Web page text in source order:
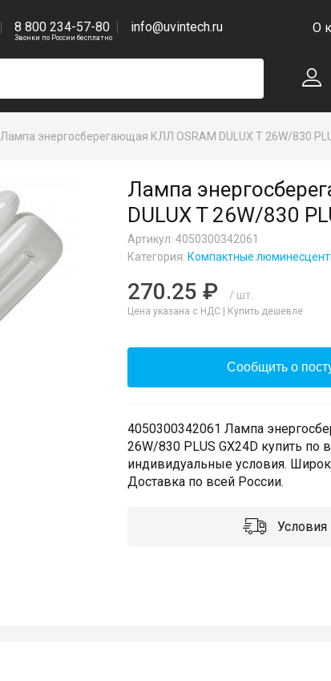
8 800 234-57-80
Звонки по России бесплатно
info@uvintech.ru О
Лампа энергосберегающая КЛЛ OSRAM DULUX T 26W/830
Лампа
DULUX T 26W/830
Артикул: 4050300342061
Категория: Компактные
270.25 ₽ / шт.
Цена указана с НДС | Купить дешевле
Сообщить о
4050300342061 Лампа
26W/830 PLUS GX24D купить
индивидуальные условия.
Доставка по всей России.
Условия